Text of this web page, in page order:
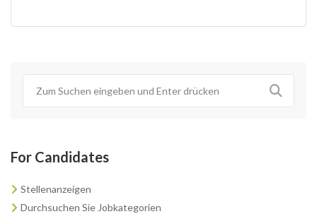
For Candidates
Stellenanzeigen
Durchsuchen Sie Jobkategorien